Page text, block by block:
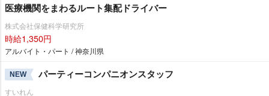
医療機関をまわるルート集配ドライバー
株式会社保健科学研究所
時給1,350円
アルバイト・パート / 神奈川県
NEW パーティーコンパニオンスタッフ
すいれん